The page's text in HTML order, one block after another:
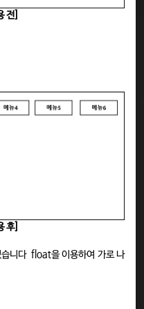
전]
후]
습니다 float을 이용하여 가로 나